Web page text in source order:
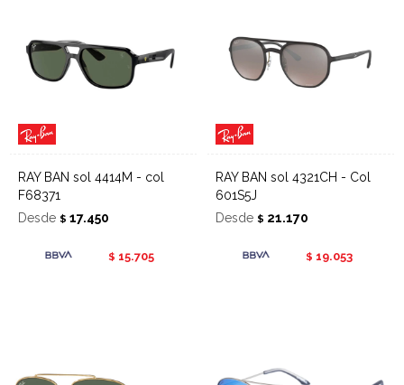
RAY BAN sol 4414M - col
F68371
Desde $ 17.450
$ 15.705
RAY BAN sol 4321CH - Col
601S5J
Desde $ 21.170
$ 19.053